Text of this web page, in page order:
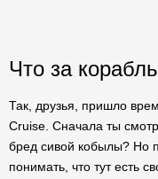
Что за
Так, друзья, пришло
Cruise. Сначала ты
бред сивой кобылы? Но
понимать, что тут есть